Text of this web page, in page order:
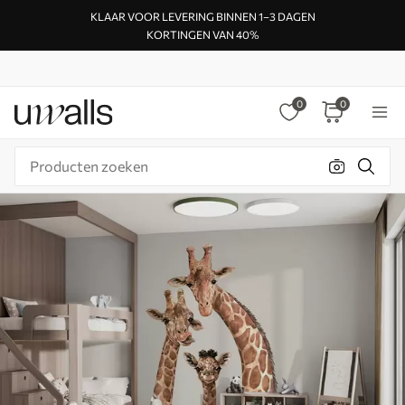
KLAAR VOOR LEVERING BINNEN 1–3 DAGEN
KORTINGEN VAN 40%
0 0